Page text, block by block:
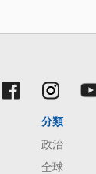
分類
政治
全球